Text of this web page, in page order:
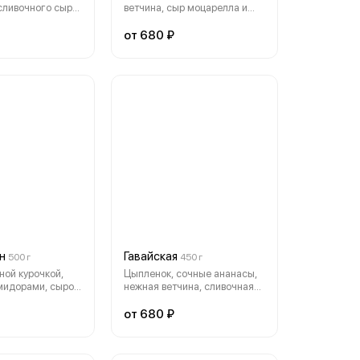
сыра
(30см)
ветчина, сыр моцарелла и
на тонком тесте.(30см)
от 680 ₽
500 г
курочкой,
сыром
Гавайская 450 г
Цыпленок, сочные ананасы,
нежная ветчина, сливочная
соус.(30см)
от 680 ₽